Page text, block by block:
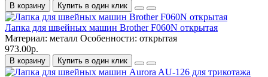
В корзину Купить в один клик
Лапка для швейных машин Brother F060N открытая
Материал: металл Особенности: открытая
973.00р.
В корзину Купить в один клик